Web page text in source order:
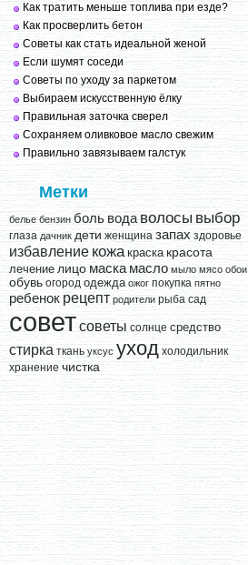
Как тратить меньше топлива при езде?
Как просверлить бетон
Советы как стать идеальной женой
Если шумят соседи
Советы по уходу за паркетом
Выбираем искусственную ёлку
Правильная заточка сверел
Сохраняем оливковое масло свежим
Правильно завязываем галстук
Метки
белье бензин боль вода волосы выбор
глаза дачник дети женщина запах здоровье
избавление кожа краска красота
лечение лицо маска масло мыло мясо обои
обувь огород одежда ожог покупка пятно
ребенок рецепт родители рыба сад
советсоветы солнце средство
стирка ткань уксус уход холодильник
хранение чистка